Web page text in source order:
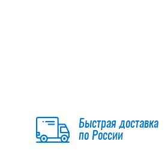
Быстрая доставка
по России